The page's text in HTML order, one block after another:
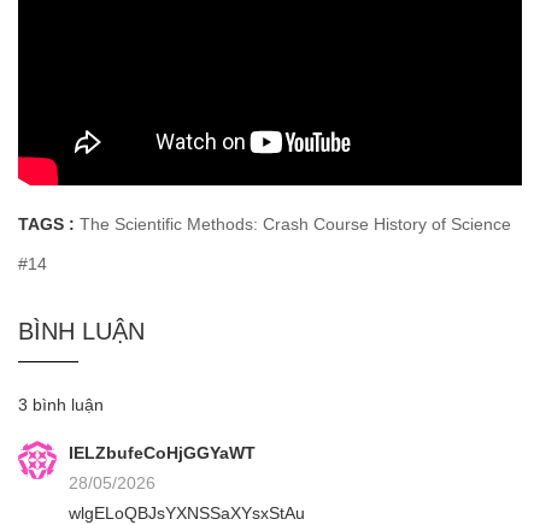
TAGS : The Scientific Methods: Crash Course History of Science
#14
BÌNH LUẬN
3 bình luận
IELZbufeCoHjGGYaWT
28/05/2026
wlgELoQBJsYXNSSaXYsxStAu